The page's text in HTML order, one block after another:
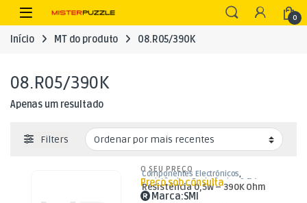
Skip to navigation
Skip to content
Open 0
Início MT do produto 08.R05/390K
08.R05/390K
Apenas um resultado
Filters
Componentes Electrónicos,
Resistências,Resistências 0,5W
Resistência 0,5W – 390K Ohm
O SEU PREÇO
Preço sob consulta
Marca:SMI